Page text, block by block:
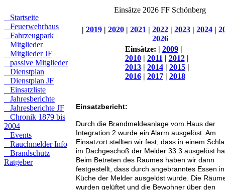
Startseite
Feuerwehrhaus
Fahrzeugpark
Mitglieder
Mitglieder JF
passive Mitglieder
Dienstplan
Dienstplan JF
Einsatzliste
Jahresberichte
Jahresberichte JF
Chronik 1879 bis
2004
Events
Rauchmelder Info
Brandschutz
Ratgeber
Einsätze 2026 FF Schönberg
| 2019| 2020| 2021 | 2022| 2023| 2024|
2026
Einsätze: | 2009|
2010| 2011 | 2012|
2013| 2014| 2015|
2016| 2017| 2018
Einsatzbericht:
Durch die Brandmeldeanlage vom Haus der
Integration 2 wurde ein Alarm ausgelöst. Am
Einsatzort stellten wir fest, dass in einem
im Dachgeschoß der Melder 33.3 ausgelöst
Beim Betreten des Raumes haben wir dann
festgestellt, dass durch angebranntes Essen
Küche der Melder ausgelöst wurde. Die
wurden gelüftet und die Bewohner über den